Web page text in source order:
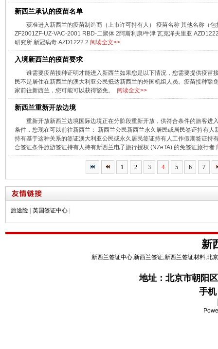
新西兰承认的疫苗名单
获准进入新西兰的疫苗制造商（上市许可持有人） 疫苗名称 其他名称（
ZF2001ZF-UZ-VAC-2001 RBD-二聚体 2阿斯利康/牛津 瓦克泽夫里亚
研究所 新冠病毒 AZD1222 2 阅读全文>>
入境新西兰的疫苗要求
谁需要疫苗接种证明才能进入新西兰如果您是以下情况，您需要提供疫苗
民不是居住在新西兰的澳大利亚公民抵达新西兰的外国机组人员。疫苗接种豁
家前往新西兰，您可能可以获得豁免。
阅读全文>>
新西兰重新开放边境
重新开放新西兰边境国际边境正在分阶段重新开放，供符合条件的旅客进
条件，您现在可以前往新西兰： 新西兰公民新西兰永久居民或居民签证持有
持有基于这种关系的签证澳大利亚公民或永久居民签证持有人工作假期签证持
合签证条件旅游签证持有人持有新西兰电子旅行授权 (NZeTA) 的免签证旅行者
1 2 3 4 5 6 7
旅途险 英国签证中心
新
新西兰签证中心,新西兰签证,新西兰签证材料,北
地址： 北京市朝阳
手